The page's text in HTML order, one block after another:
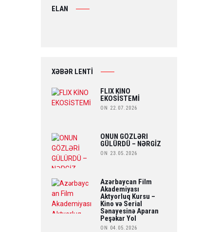
ELAN
XƏBƏR LENTİ
FLIX KİNO
EKOSİSTEMİ
ON 22.07.2026
ONUN GÖZLƏRİ
GÜLÜRDÜ – NƏRGİZ
ON 23.05.2026
Azərbaycan Film
Akademiyası
Aktyorluq Kursu –
Kino və Serial
Sənayesinə Aparan
Peşəkar Yol
ON 04.05.2026